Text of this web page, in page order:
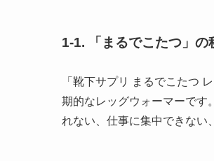
1-1. 「まるでこたつ」
「靴下サプリ まるでこたつ
期的なレッグウォーマーです
れない、仕事に集中できない